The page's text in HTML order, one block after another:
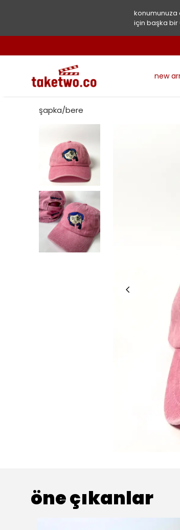
konumunuza
için başka bir
new
şapka/bere
öne çıkanlar